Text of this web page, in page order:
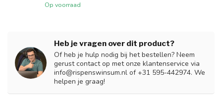
Op voorraad
Heb je vragen over dit product?
Of heb je hulp nodig bij het bestellen? Neem
gerust contact op met onze klantenservice via
info@rispenswinsum.nl of +31 595-442974. We
helpen je graag!